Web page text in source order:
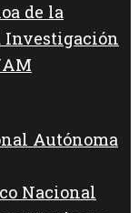
de la
Investigación
Autónoma
Nacional